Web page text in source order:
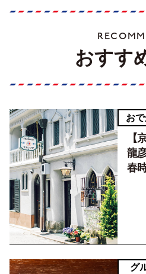
おすす
お
【
龍
春
グ